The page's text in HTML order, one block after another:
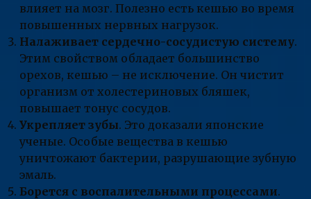
влияет на мозг. Полезно есть кешью во время
повышенных нервных нагрузок.
Налаживает сердечно-сосудистую систему.
Этим свойством обладает большинство
орехов, кешью – не исключение. Он чистит
организм от холестериновых бляшек,
повышает тонус сосудов.
Укрепляет зубы. Это доказали японские
ученые. Особые вещества в кешью
уничтожают бактерии, разрушающие зубную
эмаль.
Борется с воспалительными процессами.